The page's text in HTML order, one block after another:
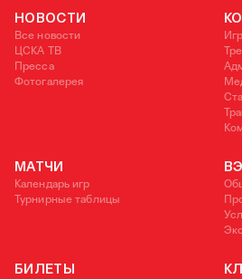
НОВОСТИ
Все новости
ЦСКА ТВ
Пресса
Фотогалерея
МАТЧИ
Календарь игр
Турнирные таблицы
БИЛЕТЫ